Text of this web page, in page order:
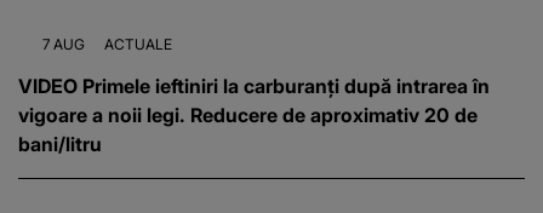
7 AUG ACTUALE
VIDEO Primele ieftiniri la carburanți după intrarea în
vigoare a noii legi. Reducere de aproximativ 20 de
bani/litru